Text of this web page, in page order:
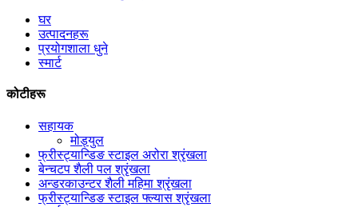
घर
उत्पादनहरू
प्रयोगशाला धुने
स्मार्ट
कोटीहरू
सहायक
मोड्युल
फ्रीस्ट्यान्डिङ स्टाइल अरोरा श्रृंखला
बेन्चटप शैली पल श्रृंखला
अन्डरकाउन्टर शैली महिमा श्रृंखला
फ्रीस्ट्यान्डिङ स्टाइल फ्ल्यास श्रृंखला